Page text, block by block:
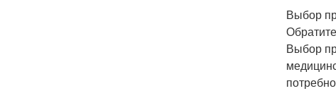
Выбор
Выбор